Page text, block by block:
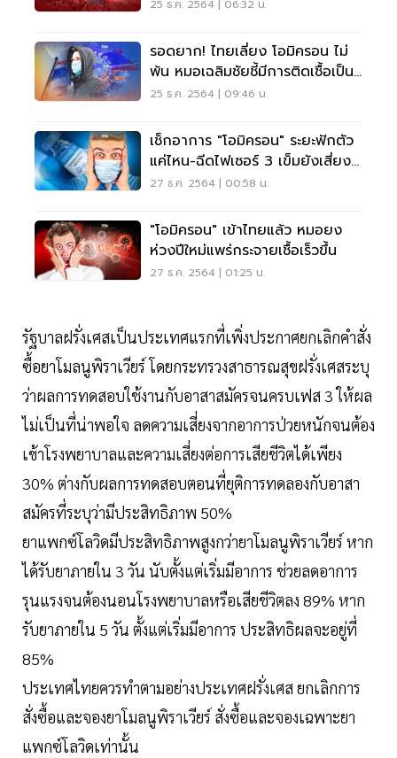
25 ธ.ค. 2564 | 06:32 น.
รอดยาก! ไทยเลี่ยง โอมิครอน ไม่
พ้น หมอเฉลิมชัยชี้มีการติดเชื้อเป็น
คลัสเตอร์
25 ธ.ค. 2564 | 09:46 น.
เช็กอาการ "โอมิครอน" ระยะฟักตัว
แค่ไหน-ฉีดไฟเซอร์ 3 เข็มยังเสี่ยง
ถึง 63.6%
27 ธ.ค. 2564 | 00:58 น.
"โอมิครอน" เข้าไทยแล้ว หมอยง
ห่วงปีใหม่แพร่กระจายเชื้อเร็วขึ้น
27 ธ.ค. 2564 | 01:25 น.
รัฐบาลฝรั่งเศสเป็นประเทศแรกที่เพิ่งประกาศยกเลิกคำสั่ง
ซื้อยาโมลนูพิราเวียร์ โดยกระทรวงสาธารณสุขฝรั่งเศสระบุ
ว่าผลการทดสอบใช้งานกับอาสาสมัครจนครบเฟส 3 ให้ผล
ไม่เป็นที่น่าพอใจ ลดความเสี่ยงจากอาการป่วยหนักจนต้อง
เข้าโรงพยาบาลและความเสี่ยงต่อการเสียชีวิตได้เพียง
30% ต่างกับผลการทดสอบตอนที่ยุติการทดลองกับอาสา
สมัครที่ระบุว่ามีประสิทธิภาพ 50%
ยาแพกซ์โลวิดมีประสิทธิภาพสูงกว่ายาโมลนูพิราเวียร์ หาก
ได้รับยาภายใน 3 วัน นับตั้งแต่เริ่มมีอาการ ช่วยลดอาการ
รุนแรงจนต้องนอนโรงพยาบาลหรือเสียชีวิตลง 89% หาก
รับยาภายใน 5 วัน ตั้งแต่เริ่มมีอาการ ประสิทธิผลจะอยู่ที่
85%
ประเทศไทยควรทำตามอย่างประเทศฝรั่งเศส ยกเลิกการ
สั่งซื้อและจองยาโมลนูพิราเวียร์ สั่งซื้อและจองเฉพาะยา
แพกซ์โลวิดเท่านั้น